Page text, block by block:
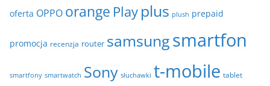
oferta OPPO orange Play plus plush prepaid
promocja recenzja router samsungsmartfon
smartfony smartwatch Sony słuchawki t-mobile tablet